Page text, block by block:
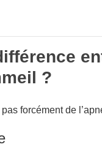
?
forcément de